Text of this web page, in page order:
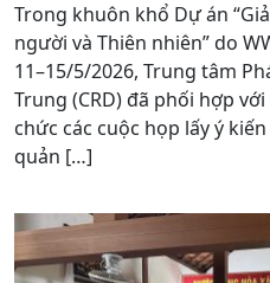
Trong khuôn khổ Dự án
người và Thiên nhiên” do
11–15/5/2026, Trung tâm
Trung (CRD) đã phối hợp
chức các cuộc họp lấy ý
quản […]